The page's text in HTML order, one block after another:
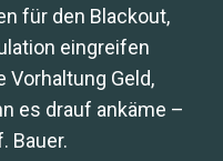
für den Blackout,
eingreifen
Vorhaltung Geld,
es drauf ankäme –
Bauer.